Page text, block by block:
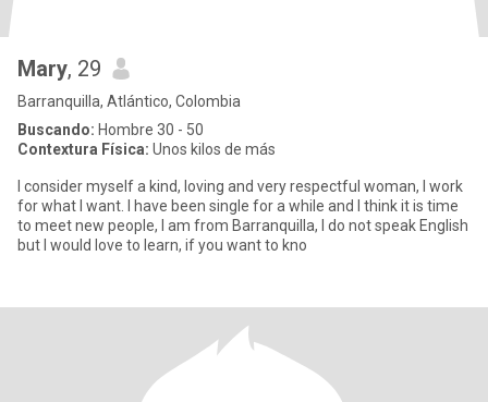
Mary, 29
Barranquilla, Atlántico, Colombia
Buscando: Hombre 30 - 50
Contextura Física: Unos kilos de más
I consider myself a kind, loving and very respectful woman, I work
for what I want. I have been single for a while and I think it is time
to meet new people, I am from Barranquilla, I do not speak English
but I would love to learn, if you want to kno